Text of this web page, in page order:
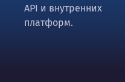
API и внутренних
платформ.